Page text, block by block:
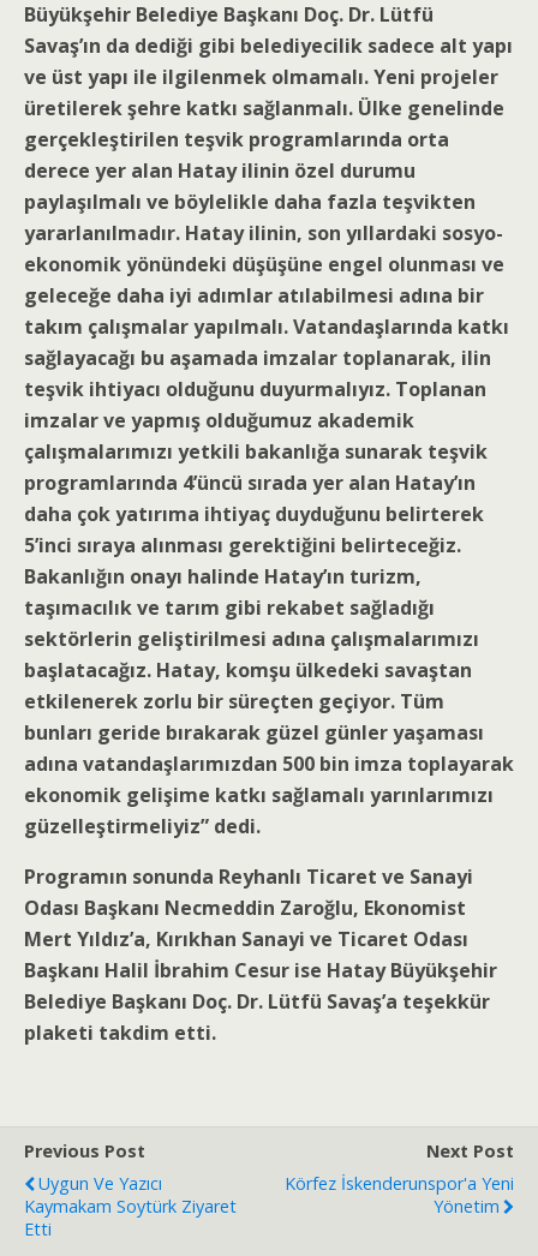
Büyükşehir Belediye Başkanı Doç. Dr. Lütfü
Savaş’ın da dediği gibi belediyecilik sadece alt yapı
ve üst yapı ile ilgilenmek olmamalı. Yeni projeler
üretilerek şehre katkı sağlanmalı. Ülke genelinde
gerçekleştirilen teşvik programlarında orta
derece yer alan Hatay ilinin özel durumu
paylaşılmalı ve böylelikle daha fazla teşvikten
yararlanılmadır. Hatay ilinin, son yıllardaki sosyo-
ekonomik yönündeki düşüşüne engel olunması ve
geleceğe daha iyi adımlar atılabilmesi adına bir
takım çalışmalar yapılmalı. Vatandaşlarında katkı
sağlayacağı bu aşamada imzalar toplanarak, ilin
teşvik ihtiyacı olduğunu duyurmalıyız. Toplanan
imzalar ve yapmış olduğumuz akademik
çalışmalarımızı yetkili bakanlığa sunarak teşvik
programlarında 4’üncü sırada yer alan Hatay’ın
daha çok yatırıma ihtiyaç duyduğunu belirterek
5’inci sıraya alınması gerektiğini belirteceğiz.
Bakanlığın onayı halinde Hatay’ın turizm,
taşımacılık ve tarım gibi rekabet sağladığı
sektörlerin geliştirilmesi adına çalışmalarımızı
başlatacağız. Hatay, komşu ülkedeki savaştan
etkilenerek zorlu bir süreçten geçiyor. Tüm
bunları geride bırakarak güzel günler yaşaması
adına vatandaşlarımızdan 500 bin imza toplayarak
ekonomik gelişime katkı sağlamalı yarınlarımızı
güzelleştirmeliyiz” dedi.
Programın sonunda Reyhanlı Ticaret ve Sanayi
Odası Başkanı Necmeddin Zaroğlu, Ekonomist
Mert Yıldız’a, Kırıkhan Sanayi ve Ticaret Odası
Başkanı Halil İbrahim Cesur ise Hatay Büyükşehir
Belediye Başkanı Doç. Dr. Lütfü Savaş’a teşekkür
plaketi takdim etti.
Previous Post
Uygun Ve Yazıcı
Kaymakam Soytürk Ziyaret
Etti
Next Post
Körfez İskenderunspor'a Yeni
Yönetim